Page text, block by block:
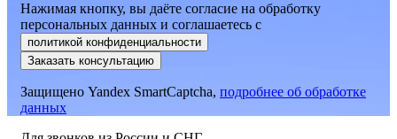
Нажимая кнопку, вы даёте согласие на обработку
персональных данных и соглашаетесь c
политикой конфиденциальности
Заказать консультацию
Защищено Yandex SmartCaptcha, подробнее об обработке
данных